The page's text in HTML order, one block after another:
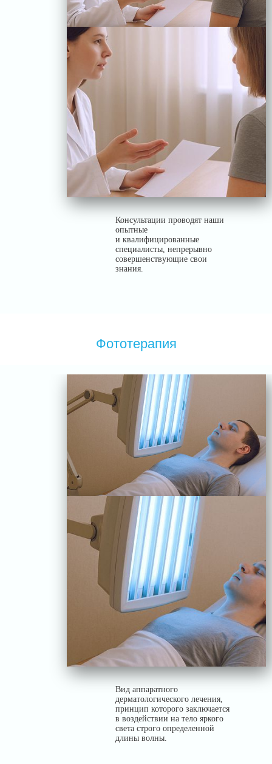
Консультации проводят наши
опытные
и квалифицированные
специалисты, непрерывно
совершенствующие свои
знания.
Фототерапия
Вид аппаратного
дерматологического лечения,
принцип которого заключается
в воздействии на тело яркого
света строго определенной
длины волны.